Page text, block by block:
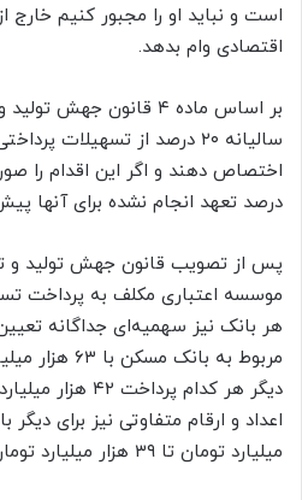
است و نباید او را مجبور کنیم خارج
اقتصادی وام بدهد.
بر اساس ماده ۴ قانون
سالیانه ۲۰ درصد از
درصد تعهد انجام نشده برای آنها
موسسه اعتباری مکلف به پرداخت
هر بانک نیز سهمیه‌ای جداگانه
مربوط به بانک
دیگر هر کدام
میلیارد تومان تا ۳۹ هزار میلیارد تومان را شامل می‌شود.